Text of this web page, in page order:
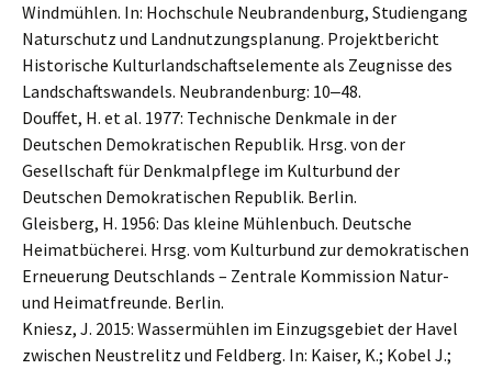
Windmühlen. In: Hochschule Neubrandenburg, Studiengang
Naturschutz und Landnutzungsplanung. Projektbericht
Historische Kulturlandschaftselemente als Zeugnisse des
Landschaftswandels. Neubrandenburg: 10‒48.
Douffet, H. et al. 1977: Technische Denkmale in der
Deutschen Demokratischen Republik. Hrsg. von der
Gesellschaft für Denkmalpflege im Kulturbund der
Deutschen Demokratischen Republik. Berlin.
Gleisberg, H. 1956: Das kleine Mühlenbuch. Deutsche
Heimatbücherei. Hrsg. vom Kulturbund zur demokratischen
Erneuerung Deutschlands – Zentrale Kommission Natur-
und Heimatfreunde. Berlin.
Kniesz, J. 2015: Wassermühlen im Einzugsgebiet der Havel
zwischen Neustrelitz und Feldberg. In: Kaiser, K.; Kobel J.;